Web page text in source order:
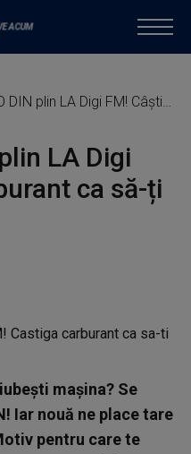
Digi FM! Câștigă carburant ca să-ți răsfeți mașina!
LA Digi
ca să-ți
mașina? Se
Iar nouă ne place tare
pentru care te